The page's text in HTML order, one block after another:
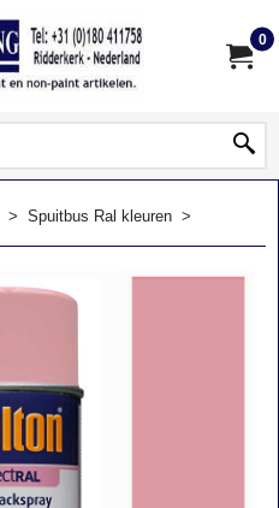
0
> Spuitbus Ral kleuren >